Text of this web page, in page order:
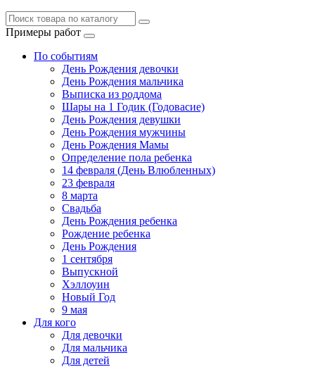
Примеры работ
По событиям
День Рождения девочки
День Рождения мальчика
Выписка из роддома
Шары на 1 Годик (Годовасие)
День Рождения девушки
День Рождения мужчины
День Рождения Мамы
Определение пола ребенка
14 февраля (День Влюбленных)
23 февраля
8 марта
Свадьба
День Рождения ребенка
Рождение ребенка
День Рождения
1 сентября
Выпускной
Хэллоуин
Новый Год
9 мая
Для кого
Для девочки
Для мальчика
Для детей